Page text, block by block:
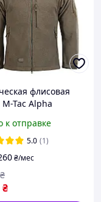
флисовая
M-Tac Alpha
зимняя военная
армейская куртка
к отправке
5.0 (1)
₴/мес
₴
₴